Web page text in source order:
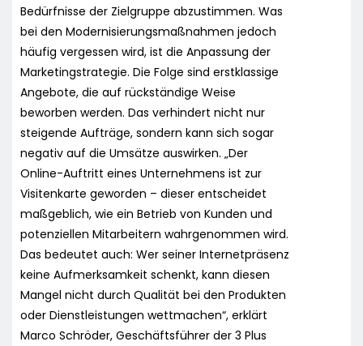
Bedürfnisse der Zielgruppe abzustimmen. Was
bei den Modernisierungsmaßnahmen jedoch
häufig vergessen wird, ist die Anpassung der
Marketingstrategie. Die Folge sind erstklassige
Angebote, die auf rückständige Weise
beworben werden. Das verhindert nicht nur
steigende Aufträge, sondern kann sich sogar
negativ auf die Umsätze auswirken. „Der
Online-Auftritt eines Unternehmens ist zur
Visitenkarte geworden – dieser entscheidet
maßgeblich, wie ein Betrieb von Kunden und
potenziellen Mitarbeitern wahrgenommen wird.
Das bedeutet auch: Wer seiner Internetpräsenz
keine Aufmerksamkeit schenkt, kann diesen
Mangel nicht durch Qualität bei den Produkten
oder Dienstleistungen wettmachen“, erklärt
Marco Schröder, Geschäftsführer der 3 Plus